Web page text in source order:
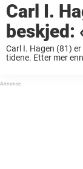
Carl I.
beskjed:
Carl I. Hagen (81)
tidene. Etter mer